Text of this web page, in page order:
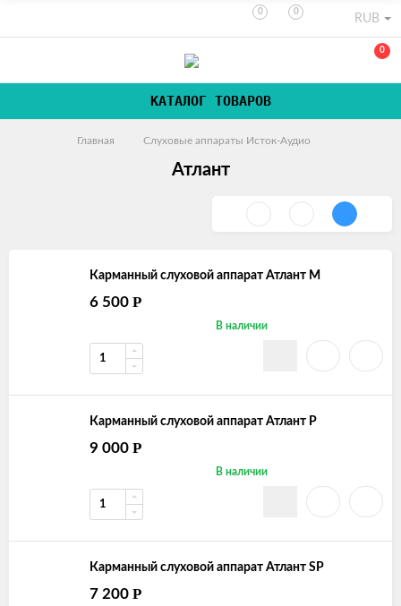
0 0
RUB
0
КАТАЛОГ ТОВАРОВ
Главная Слуховые аппараты Исток-Аудио
Атлант
Карманный слуховой аппарат Атлант М
6 500 Р
В наличии
Карманный слуховой аппарат Атлант Р
9 000 Р
В наличии
Карманный слуховой аппарат Атлант SР
7 200 Р